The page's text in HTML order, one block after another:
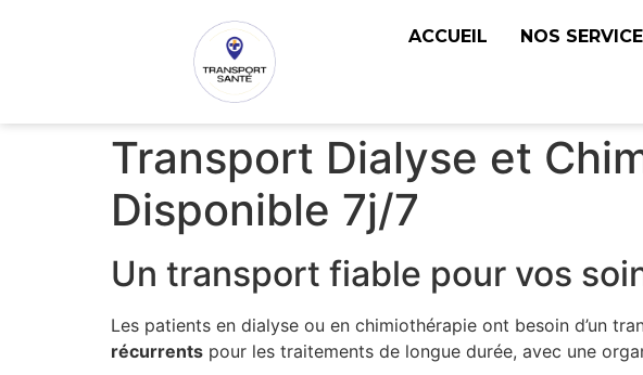
ACCUEIL NOS
Transport Dialyse et
Disponible 7j/7
Un transport fiable pour vos
Les patients en dialyse ou en chimiothérapie ont besoin d’un
récurrents pour les traitements de longue durée, avec une